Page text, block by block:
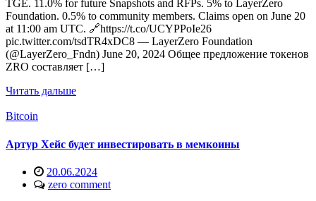
TGE. 11.0% for future Snapshots and RFPs. 5% to LayerZero
Foundation. 0.5% to community members. Claims open on June 20
at 11:00 am UTC. 🔗https://t.co/UCYPPoIe26
pic.twitter.com/tsdTR4xDC8 — LayerZero Foundation
(@LayerZero_Fndn) June 20, 2024 Общее предложение токенов
ZRO составляет […]
Читать дальше
Bitcoin
Артур Хейс будет инвестировать в мемкоины
20.06.2024
zero comment